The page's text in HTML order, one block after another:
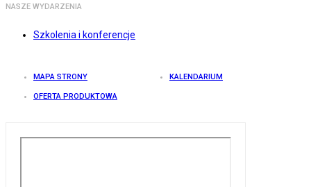
NASZE WYDARZENIA
Szkolenia i konferencje
MAPA STRONY KALENDARIUM
OFERTA PRODUKTOWA